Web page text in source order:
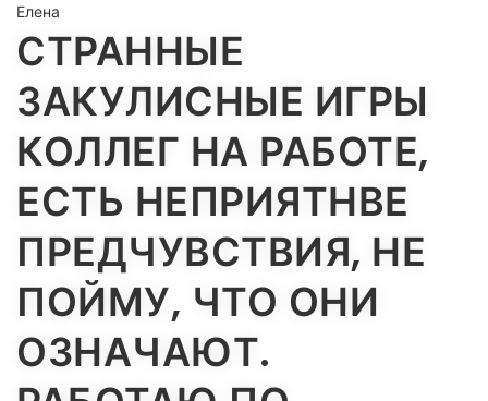
Елена
СТРАННЫЕ
ЗАКУЛИСНЫЕ ИГРЫ
КОЛЛЕГ НА РАБОТЕ,
ЕСТЬ НЕПРИЯТНВЕ
ПРЕДЧУВСТВИЯ, НЕ
ПОЙМУ, ЧТО ОНИ
ОЗНАЧАЮТ.